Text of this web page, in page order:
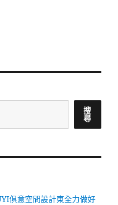
搜
尋
俱意空間設計東全力做好